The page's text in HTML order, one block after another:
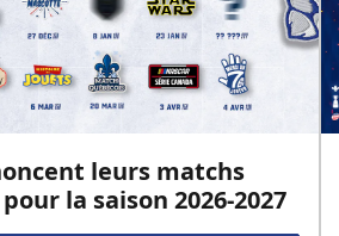
leurs matchs
la saison 2026-2027